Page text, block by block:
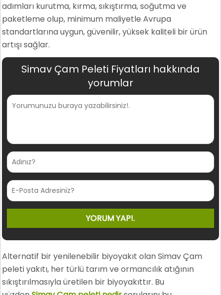
adımları kurutma, kırma, sıkıştırma, soğutma ve
paketleme olup, minimum maliyetle Avrupa
standartlarına uygun, güvenilir, yüksek kaliteli bir ürün
artışı sağlar.
Simav Çam Peleti Fiyatları hakkında
yorumlar
Alternatif bir yenilenebilir biyoyakıt olan Simav Çam
peleti yakıtı, her türlü tarım ve ormancılık atığının
sıkıştırılmasıyla üretilen bir biyoyakıttır. Bu